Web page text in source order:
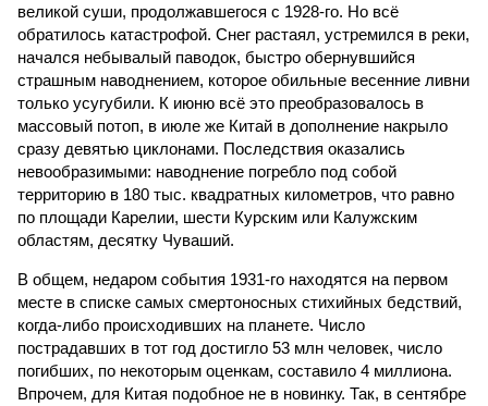
великой суши, продолжавшегося с 1928-го. Но всё
обратилось катастрофой. Снег растаял, устремился в реки,
начался небывалый паводок, быстро обернувшийся
страшным наводнением, которое обильные весенние ливни
только усугубили. К июню всё это преобразовалось в
массовый потоп, в июле же Китай в дополнение накрыло
сразу девятью циклонами. Последствия оказались
невообразимыми: наводнение погребло под собой
территорию в 180 тыс. квадратных километров, что равно
по площади Карелии, шести Курским или Калужским
областям, десятку Чуваший.
В общем, недаром события 1931-го находятся на первом
месте в списке самых смертоносных стихийных бедствий,
когда-либо происходивших на планете. Число
пострадавших в тот год достигло 53 млн человек, число
погибших, по некоторым оценкам, составило 4 миллиона.
Впрочем, для Китая подобное не в новинку. Так, в сентябре